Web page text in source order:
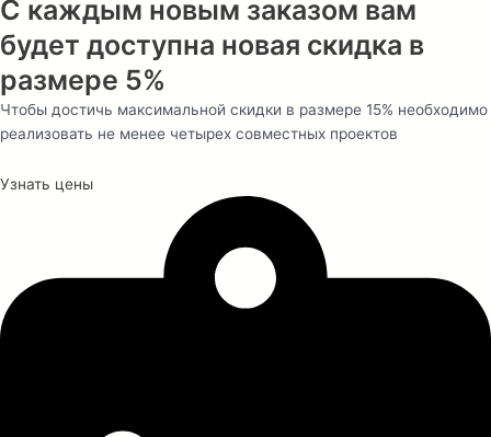
С каждым новым заказом вам
будет доступна новая скидка в
размере 5%
Чтобы достичь максимальной скидки в размере 15% необходимо
реализовать не менее четырех совместных проектов
Узнать цены